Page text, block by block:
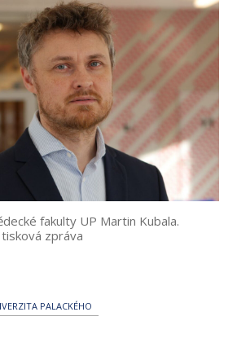
fakulty UP Martin Kubala.
zpráva
PALACKÉHO